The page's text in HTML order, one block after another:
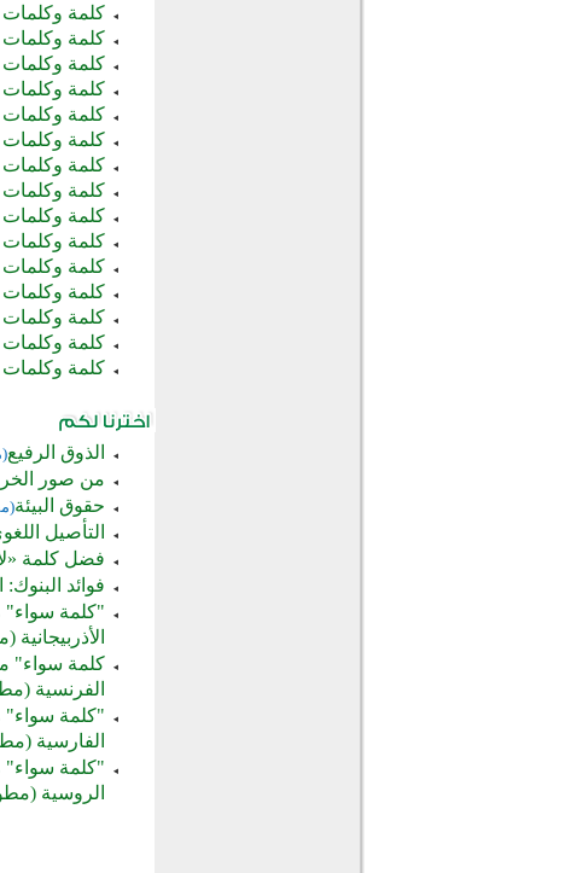
كلمة وكلمات
كلمة وكلمات
كلمة وكلمات
كلمة وكلمات
كلمة وكلمات
كلمة وكلمات
كلمة وكلمات
كلمة وكلمات
كلمة وكلمات
كلمة وكلمات
كلمة وكلمات
كلمة وكلمات
كلمة وكلمات
كلمة وكلمات
كلمة وكلمات
الذوق الرفيع
من صور
حقوق البيئة
التأصيل
فضل كلمة «لا
فوائد
"كلمة سواء"
كلمة سواء"
الفرنسية
"كلمة سواء"
الفارسية
"كلمة سواء"
الروسية